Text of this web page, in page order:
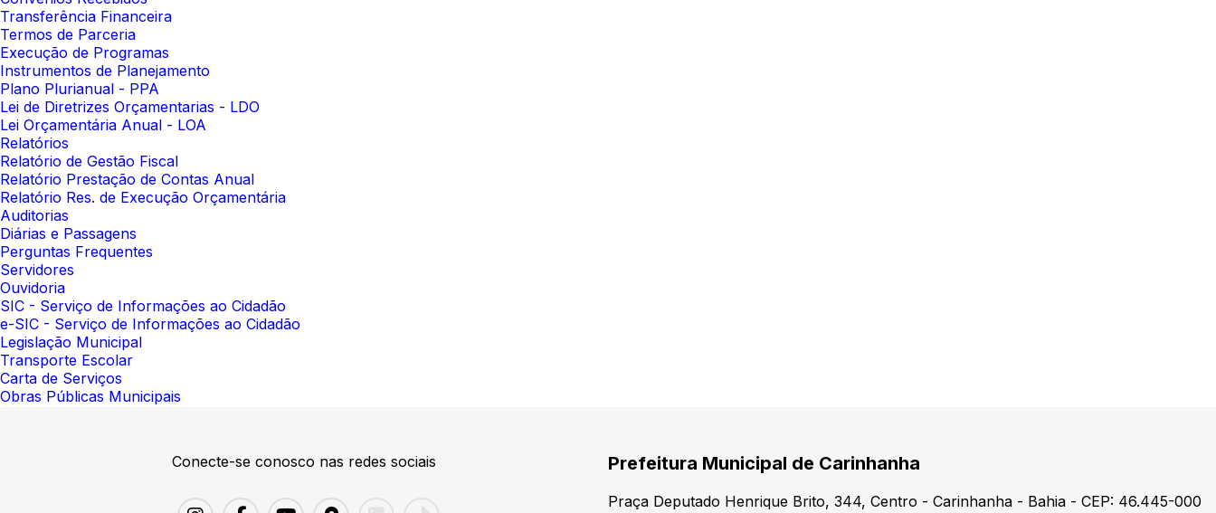
Transferência Financeira
Termos de Parceria
Execução de Programas
Instrumentos de Planejamento
Plano Plurianual - PPA
Lei de Diretrizes Orçamentarias - LDO
Lei Orçamentária Anual - LOA
Relatórios
Relatório de Gestão Fiscal
Relatório Prestação de Contas Anual
Relatório Res. de Execução Orçamentária
Auditorias
Diárias e Passagens
Perguntas Frequentes
Servidores
Ouvidoria
SIC - Serviço de Informações ao Cidadão
e-SIC - Serviço de Informações ao Cidadão
Legislação Municipal
Transporte Escolar
Carta de Serviços
Obras Públicas Municipais
Conecte-se conosco nas redes sociais Prefeitura Municipal de Carinhanha
Praça Deputado Henrique Brito, 344, Centro - Carinhanha - Bahia - CEP: 46.445-000